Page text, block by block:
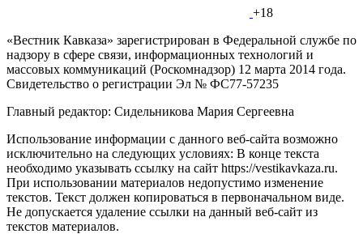
+18
«Вестник Кавказа» зарегистрирован в Федеральной службе по
надзору в сфере связи, информационных технологий и
массовых коммуникаций (Роскомнадзор) 12 марта 2014 года.
Свидетельство о регистрации Эл № ФС77-57235
Главный редактор: Сидельникова Мария Сергеевна
Использование информации с данного веб-сайта возможно
исключительно на следующих условиях: В конце текста
необходимо указывать ссылку на сайт https://vestikavkaza.ru.
При использовании материалов недопустимо изменение
текстов. Текст должен копироваться в первоначальном виде.
Не допускается удаление ссылки на данный веб-сайт из
текстов материалов.